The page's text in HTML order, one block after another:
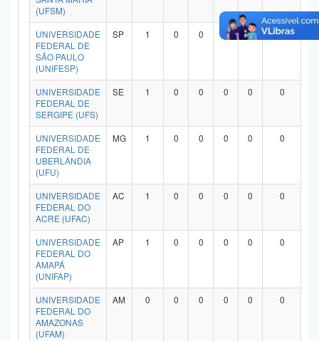
(UFSM)
UNIVERSIDADE
FEDERAL DE
SÃO PAULO
(UNIFESP)
SP 1 0 0 0 0 0
UNIVERSIDADE
FEDERAL DE
SERGIPE (UFS)
SE 1 0 0 0 0 0
UNIVERSIDADE
FEDERAL DE
UBERLÂNDIA
(UFU)
MG 1 0 0 0 0 0
UNIVERSIDADE
FEDERAL DO
ACRE (UFAC)
AC 1 0 0 0 0 0
UNIVERSIDADE
FEDERAL DO
AMAPÁ
(UNIFAP)
AP 1 0 0 0 0 0
UNIVERSIDADE
FEDERAL DO
AMAZONAS
(UFAM)
AM 0 0 0 0 0 0